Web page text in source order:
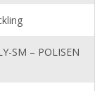
SM – POLISEN